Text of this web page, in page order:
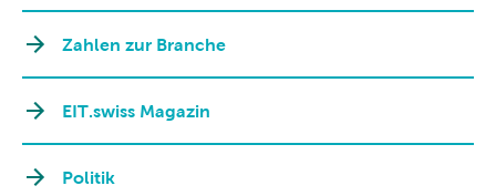
Zahlen zur Branche
EIT.swiss Magazin
Politik